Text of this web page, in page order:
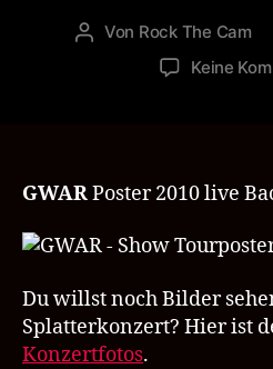
Beitragsautor
Von Rock The Cam
Keine
GWARPoster 2010 live
Du willst noch Bilder
Splatterkonzert? Hier ist
Konzertfotos.